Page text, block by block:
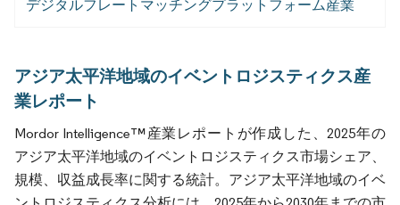
デジタルフレートマッチングプラットフォーム産業
アジア太平洋地域のイベントロジスティクス産
業レポート
Mordor Intelligence™産業レポートが作成した、2025年の
アジア太平洋地域のイベントロジスティクス市場シェア、
規模、収益成長率に関する統計。アジア太平洋地域のイベ